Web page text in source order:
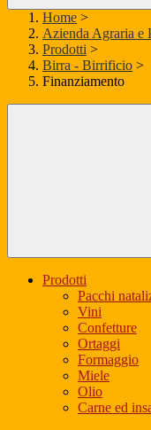
Home >
Azienda Agraria e
Prodotti >
Birra - Birrificio >
Finanziamento
Prodotti
Pacchi
Vini
Confetture
Ortaggi
Formaggio
Miele
Olio
Carne ed